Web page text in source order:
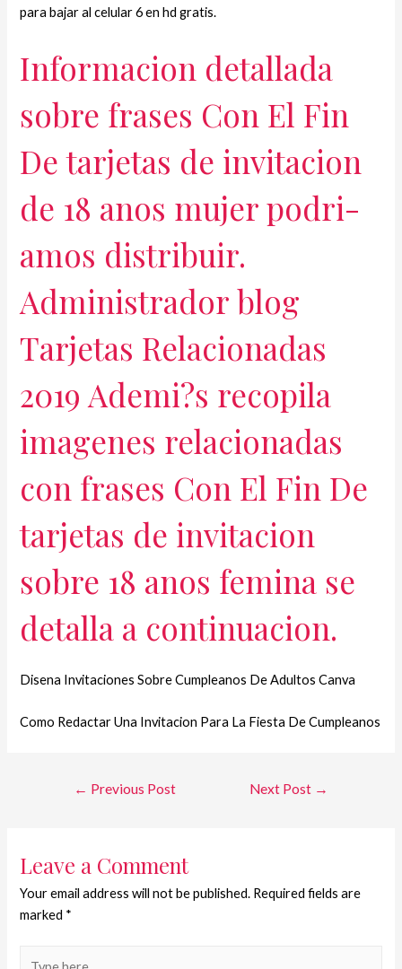
para bajar al celular 6 en hd gratis.
Informacion detallada
sobre frases Con El Fin
De tarjetas de invitacion
de 18 anos mujer podri­
amos distribuir.
Administrador blog
Tarjetas Relacionadas
2019 Ademi?s recopila
imagenes relacionadas
con frases Con El Fin De
tarjetas de invitacion
sobre 18 anos femina se
detalla a continuacion.
Disena Invitaciones Sobre Cumpleanos De Adultos Canva
Como Redactar Una Invitacion Para La Fiesta De Cumpleanos
← Previous Post Next Post →
Leave a Comment
Your email address will not be published. Required fields are
marked *